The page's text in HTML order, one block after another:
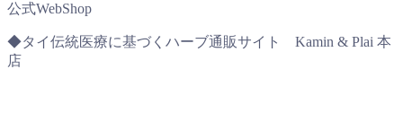
公式WebShop
◆タイ伝統医療に基づくハーブ通販サイト Kamin & Plai 本
店